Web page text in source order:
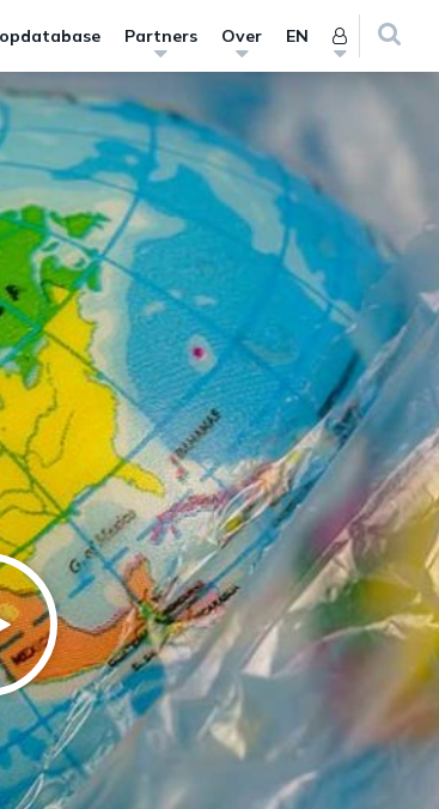
Partners Over EN